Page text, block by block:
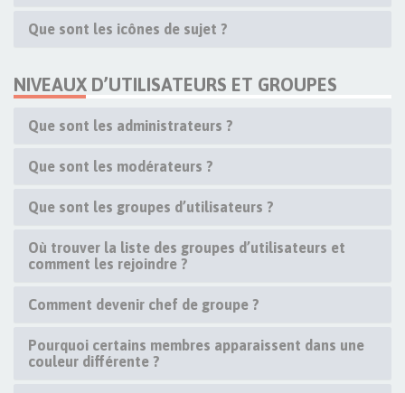
Que sont les icônes de sujet ?
NIVEAUX D’UTILISATEURS ET GROUPES
Que sont les administrateurs ?
Que sont les modérateurs ?
Que sont les groupes d’utilisateurs ?
Où trouver la liste des groupes d’utilisateurs et
comment les rejoindre ?
Comment devenir chef de groupe ?
Pourquoi certains membres apparaissent dans une
couleur différente ?